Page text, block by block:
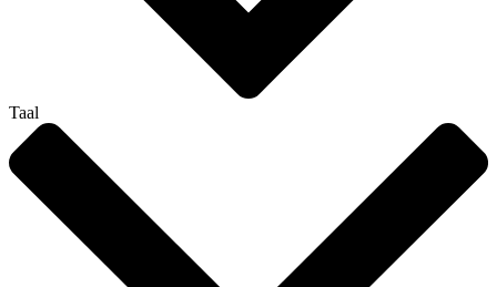
Taal